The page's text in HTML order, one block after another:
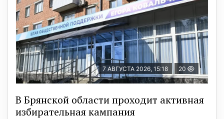
7 АВГУСТА 2026, 15:18 20
В Брянской области проходит активная
избирательная кампания